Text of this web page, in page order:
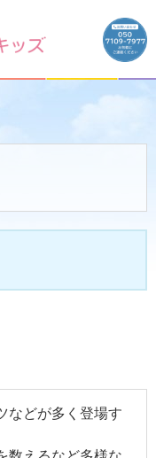
などが多く登場す